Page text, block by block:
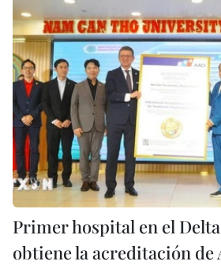
Primer hospital en el
obtiene la acreditación de